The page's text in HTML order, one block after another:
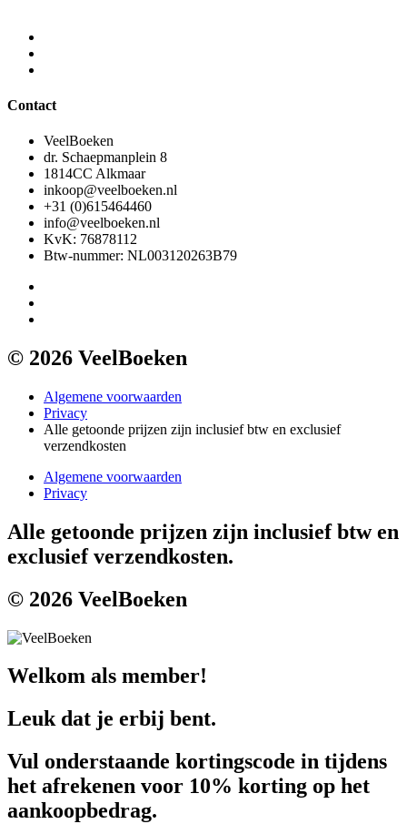
Contact
VeelBoeken
dr. Schaepmanplein 8
1814CC Alkmaar
inkoop@veelboeken.nl
+31 (0)615464460
info@veelboeken.nl
KvK: 76878112
Btw-nummer: NL003120263B79
© 2026 VeelBoeken
Algemene voorwaarden
Privacy
Alle getoonde prijzen zijn inclusief btw en exclusief
verzendkosten
Algemene voorwaarden
Privacy
Alle getoonde prijzen zijn inclusief btw en
exclusief verzendkosten.
© 2026 VeelBoeken
Welkom als member!
Leuk dat je erbij bent.
Vul onderstaande kortingscode in tijdens
het afrekenen voor 10% korting op het
aankoopbedrag.